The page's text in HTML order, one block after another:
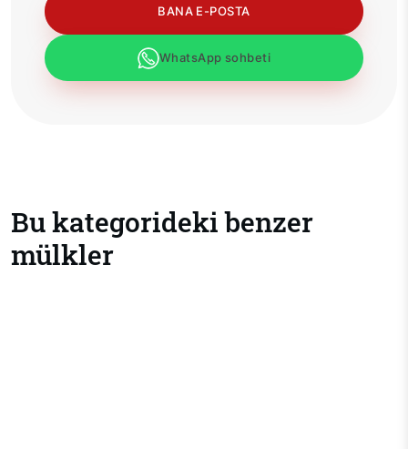
BANA E-POSTA
WhatsApp sohbeti
Bu kategorideki benzer
mülkler